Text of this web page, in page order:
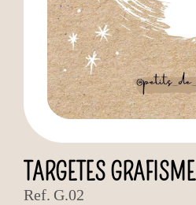
TARGETES GRAFISME
Ref. G.02